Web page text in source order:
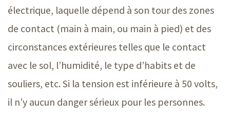
électrique, laquelle dépend à son tour des zones
de contact (main à main, ou main à pied) et des
circonstances extérieures telles que le contact
avec le sol, l’humidité, le type d’habits et de
souliers, etc. Si la tension est inférieure à 50 volts,
il n’y aucun danger sérieux pour les personnes.